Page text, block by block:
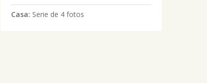
Casa: Serie de 4 fotos